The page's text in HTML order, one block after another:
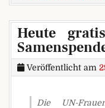
Heute
Veröffentlicht am
Die UN-